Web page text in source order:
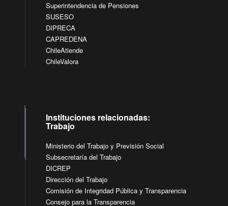
Superintendencia de Pensiones
SUSESO
DIPRECA
CAPREDENA
ChileAtiende
ChileValora
Instituciones relacionadas:
Trabajo
Ministerio del Trabajo y Previsión Social
Subsecretaría del Trabajo
DICREP
Dirección del Trabajo
Comisión de Integridad Pública y Transparencia
Consejo para la Transparencia